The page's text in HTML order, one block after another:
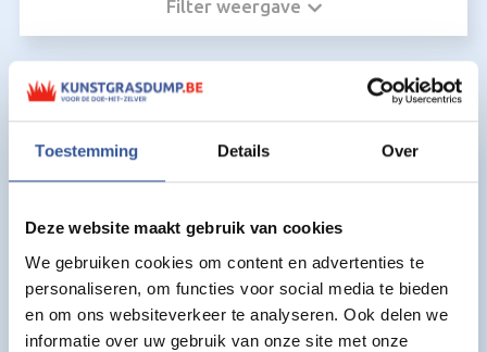
Toestemming Details Over
Deze website maakt gebruik van cookies
We gebruiken cookies om content en advertenties te
personaliseren, om functies voor social media te bieden
en om ons websiteverkeer te analyseren. Ook delen we
informatie over uw gebruik van onze site met onze
Filter weergave
Kunstgras voor Kunststof
drainpanels voor kunstgras: